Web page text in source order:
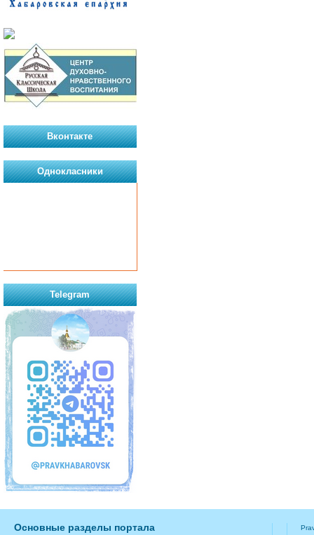
Вконтакте
Однокласники
Telegram
Основные разделы портала